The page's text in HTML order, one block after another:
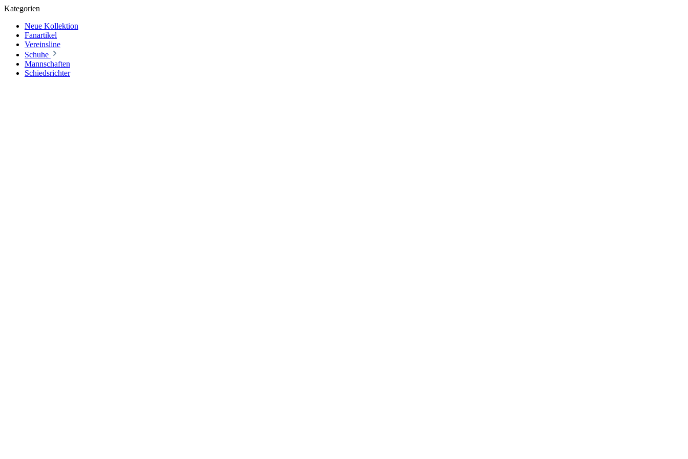
Kategorien
Neue Kollektion
Fanartikel
Vereinsline
Schuhe
Mannschaften
Schiedsrichter